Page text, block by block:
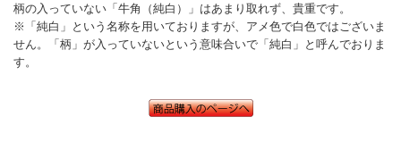
柄の入っていない「牛角（純白）」はあまり取れず、貴重です。
※「純白」という名称を用いておりますが、アメ色で白色ではございま
せん。「柄」が入っていないという意味合いで「純白」と呼んでおりま
す。